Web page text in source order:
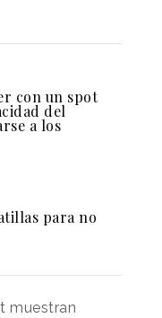
con un spot
del
a los
para no
muestran